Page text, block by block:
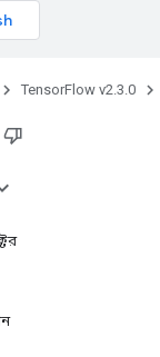
TensorFlow v2.3.0